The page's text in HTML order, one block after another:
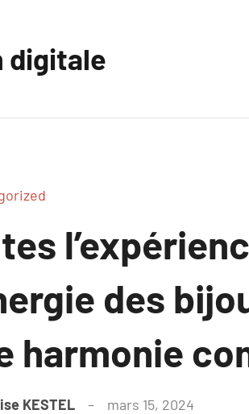
digitale
des
harmonie
KESTEL mars 15, 2024